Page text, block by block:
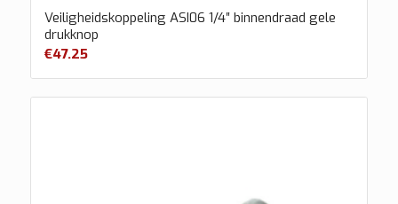
Veiligheidskoppeling ASI06 1/4″ binnendraad gele
drukknop
€47.25